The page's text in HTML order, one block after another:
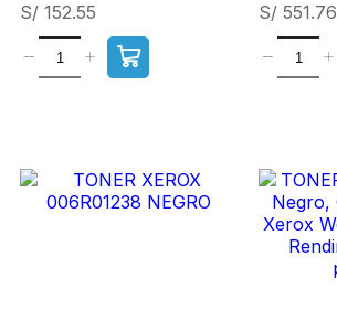
S/ 152.55
S/ 551.76